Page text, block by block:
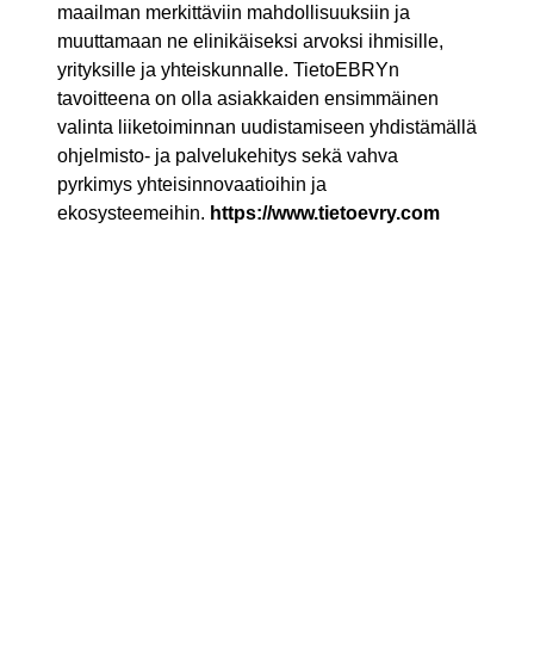
maailman merkittäviin mahdollisuuksiin ja
muuttamaan ne elinikäiseksi arvoksi ihmisille,
yrityksille ja yhteiskunnalle. TietoEBRYn
tavoitteena on olla asiakkaiden ensimmäinen
valinta liiketoiminnan uudistamiseen yhdistämällä
ohjelmisto- ja palvelukehitys sekä vahva
pyrkimys yhteisinnovaatioihin ja
ekosysteemeihin. https://www.tietoevry.com